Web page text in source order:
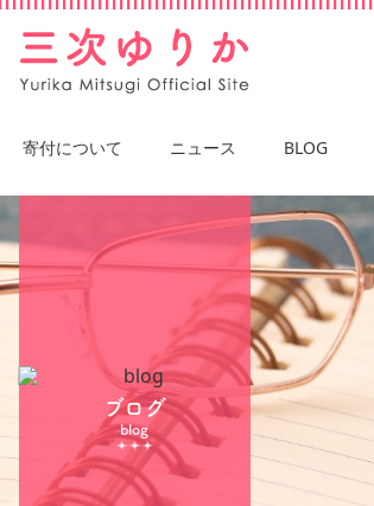
寄付について ニュース BLOG
ブログ
blog